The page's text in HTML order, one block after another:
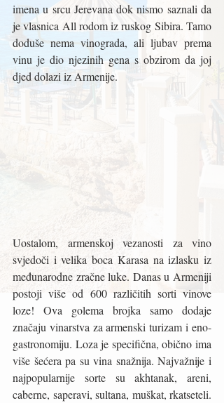
imena u srcu Jerevana dok nismo saznali da
je vlasnica All rodom iz ruskog Sibira. Tamo
doduše nema vinograda, ali ljubav prema
vinu je dio njezinih gena s obzirom da joj
djed dolazi iz Armenije.
Uostalom, armenskoj vezanosti za vino
svjedoči i velika boca Karasa na izlasku iz
međunarodne zračne luke. Danas u Armeniji
postoji više od 600 različitih sorti vinove
loze! Ova golema brojka samo dodaje
značaju vinarstva za armenski turizam i eno-
gastronomiju. Loza je specifična, obično ima
više šećera pa su vina snažnija. Najvažnije i
najpopularnije sorte su akhtanak, areni,
caberne, saperavi, sultana, muškat, rkatseteli.